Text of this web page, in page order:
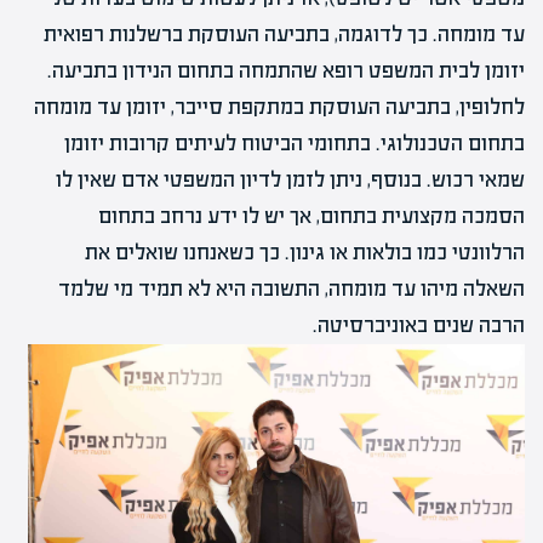
עד מומחה. כך לדוגמה, בתביעה העוסקת ברשלנות רפואית
יזומן לבית המשפט רופא שהתמחה בתחום הנידון בתביעה.
לחלופין, בתביעה העוסקת במתקפת סייבר, יזומן עד מומחה
בתחום הטכנולוגי. בתחומי הביטוח לעיתים קרובות יזומן
שמאי רכוש. בנוסף, ניתן לזמן לדיון המשפטי אדם שאין לו
הסמכה מקצועית בתחום, אך יש לו ידע נרחב בתחום
הרלוונטי כמו בולאות או גינון. כך כשאנחנו שואלים את
השאלה מיהו עד מומחה, התשובה היא לא תמיד מי שלמד
הרבה שנים באוניברסיטה.